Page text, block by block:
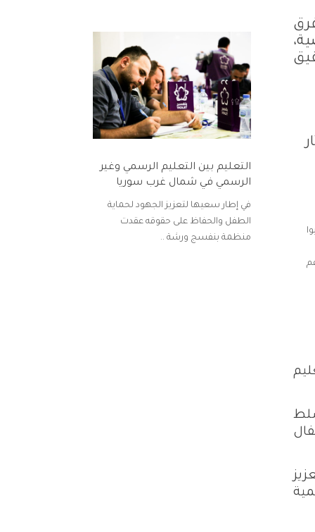
التعليم بين التعليم الرسمي وغير
الرسمي في شمال غرب سوريا
في إطار سعيها لتعزيز الجهود لحماية
الطفل والحفاظ على حقوقه عقدت
منظمة بنفسج ورشة ..